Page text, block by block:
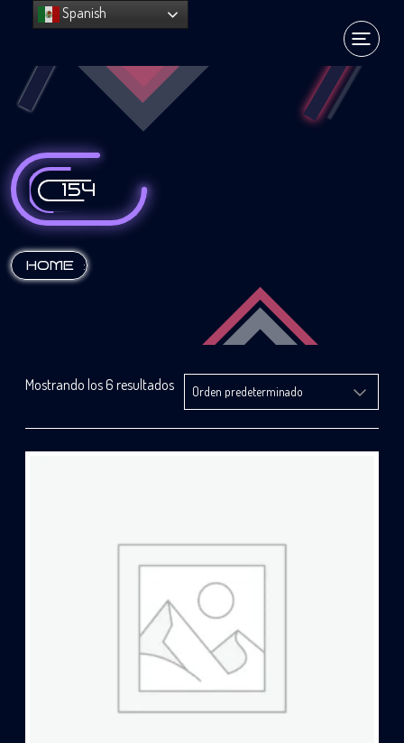
154
HOME :
Mostrando los 6 resultados
Spanish